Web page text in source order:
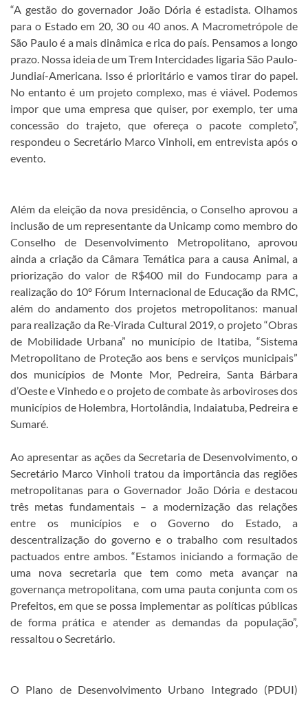
“A gestão do governador João Dória é estadista. Olhamos
para o Estado em 20, 30 ou 40 anos. A Macrometrópole de
São Paulo é a mais dinâmica e rica do país. Pensamos a longo
prazo. Nossa ideia de um Trem Intercidades ligaria São Paulo-
Jundiaí-Americana. Isso é prioritário e vamos tirar do papel.
No entanto é um projeto complexo, mas é viável. Podemos
impor que uma empresa que quiser, por exemplo, ter uma
concessão do trajeto, que ofereça o pacote completo”,
respondeu o Secretário Marco Vinholi, em entrevista após o
evento.
Além da eleição da nova presidência, o Conselho aprovou a
inclusão de um representante da Unicamp como membro do
Conselho de Desenvolvimento Metropolitano, aprovou
ainda a criação da Câmara Temática para a causa Animal, a
priorização do valor de R$400 mil do Fundocamp para a
realização do 10º Fórum Internacional de Educação da RMC,
além do andamento dos projetos metropolitanos: manual
para realização da Re-Virada Cultural 2019, o projeto “Obras
de Mobilidade Urbana” no município de Itatiba, “Sistema
Metropolitano de Proteção aos bens e serviços municipais”
dos municípios de Monte Mor, Pedreira, Santa Bárbara
d’Oeste e Vinhedo e o projeto de combate às arboviroses dos
municípios de Holembra, Hortolândia, Indaiatuba, Pedreira e
Sumaré.
Ao apresentar as ações da Secretaria de Desenvolvimento, o
Secretário Marco Vinholi tratou da importância das regiões
metropolitanas para o Governador João Dória e destacou
três metas fundamentais – a modernização das relações
entre os municípios e o Governo do Estado, a
descentralização do governo e o trabalho com resultados
pactuados entre ambos. “Estamos iniciando a formação de
uma nova secretaria que tem como meta avançar na
governança metropolitana, com uma pauta conjunta com os
Prefeitos, em que se possa implementar as políticas públicas
de forma prática e atender as demandas da população”,
ressaltou o Secretário.
O Plano de Desenvolvimento Urbano Integrado (PDUI)